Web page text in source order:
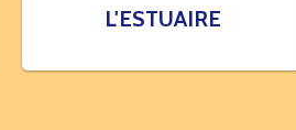
L'ESTUAIRE